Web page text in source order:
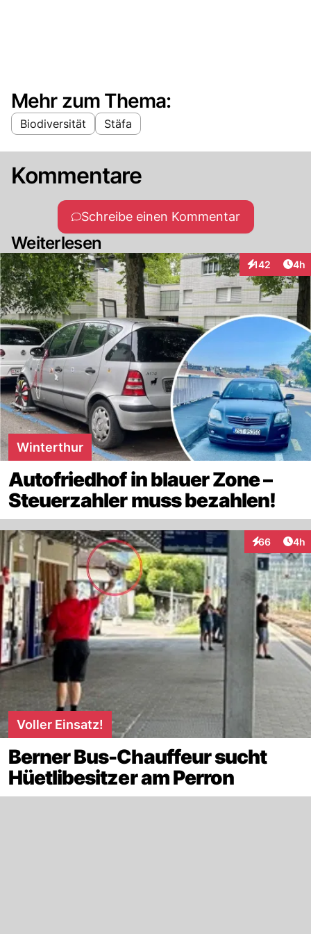
Mehr zum Thema:
Biodiversität Stäfa
Kommentare
Schreibe einen Kommentar
Weiterlesen
142
Interaktionen
4h
Winterthur
Autofriedhof in blauer Zone –
Steuerzahler muss bezahlen!
66
Interaktionen
4h
Voller Einsatz!
Berner Bus-Chauffeur sucht
Hüetlibesitzer am Perron